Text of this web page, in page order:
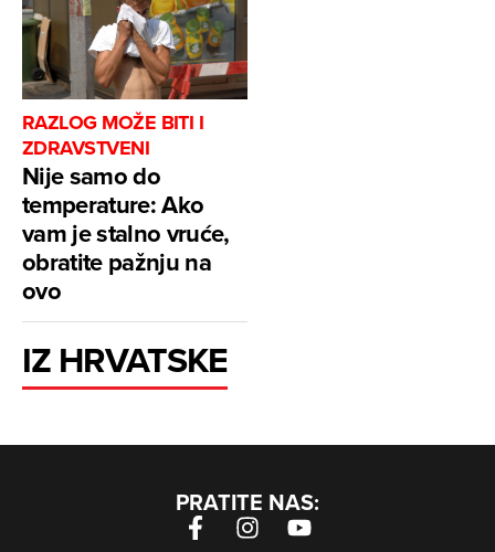
RAZLOG MOŽE BITI I
ZDRAVSTVENI
Nije samo do
temperature: Ako
vam je stalno vruće,
obratite pažnju na
ovo
IZ HRVATSKE
PRATITE NAS: